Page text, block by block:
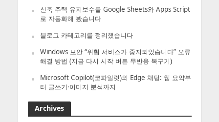
신축 주택 유지보수를 Google Sheets와 Apps Script
로 자동화해 봤습니다
블로그 카테고리를 정리했습니다
Windows 보안 “위협 서비스가 중지되었습니다” 오류
해결 방법 (지금 다시 시작 버튼 무반응 복구기)
Microsoft Copilot(코파일럿)의 Edge 채팅: 웹 요약부
터 글쓰기·이미지 분석까지
Archives